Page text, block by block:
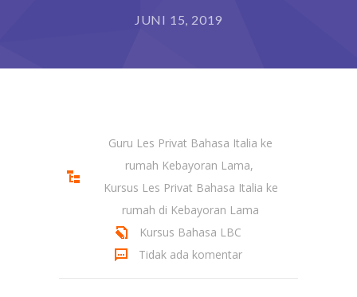
JUNI 15, 2019
Guru Les Privat Bahasa Italia ke
rumah Kebayoran Lama,
Kursus Les Privat Bahasa Italia ke
rumah di Kebayoran Lama
Kursus Bahasa LBC
Tidak ada komentar